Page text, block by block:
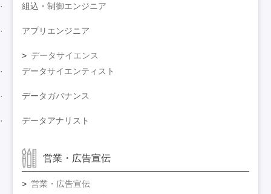
組込・制御エンジニア
アプリエンジニア
データサイエンス
データサイエンティスト
データガバナンス
データアナリスト
営業・広告宣伝
営業・広告宣伝